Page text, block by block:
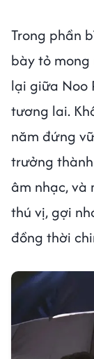
Trong phần
bày tỏ
lại giữa Noo
tương lai.
năm đứng
trưởng
âm nhạc, và
thú vị, gợi
đồng thời